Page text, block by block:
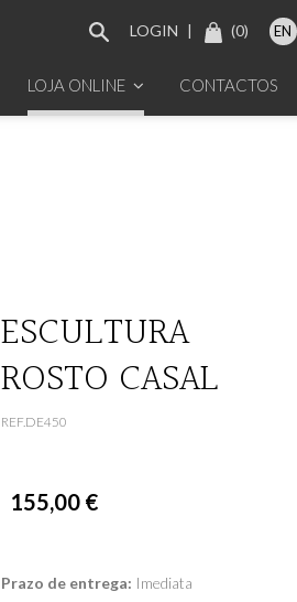
LOGIN | (0) EN
LOJA ONLINE CONTACTOS
ESCULTURA
ROSTO CASAL
REF.DE450
155,00 €
Prazo de entrega: Imediata